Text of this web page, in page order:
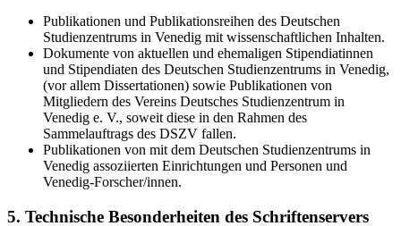
Publikationen und Publikationsreihen des Deutschen
Studienzentrums in Venedig mit wissenschaftlichen Inhalten.
Dokumente von aktuellen und ehemaligen Stipendiatinnen
und Stipendiaten des Deutschen Studienzentrums in Venedig,
(vor allem Dissertationen) sowie Publikationen von
Mitgliedern des Vereins Deutsches Studienzentrum in
Venedig e. V., soweit diese in den Rahmen des
Sammelauftrags des DSZV fallen.
Publikationen von mit dem Deutschen Studienzentrums in
Venedig assoziierten Einrichtungen und Personen und
Venedig-Forscher/innen.
5. Technische Besonderheiten des Schriftenservers